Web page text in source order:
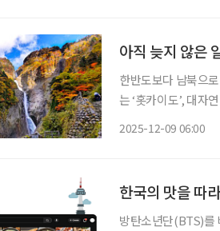
아직 늦지 않은
한반도보다 남북으
는 ‘홋카이도’, 대자
2025-12-09 06:00
한국의 맛을 따
방탄소년단(BTS)를